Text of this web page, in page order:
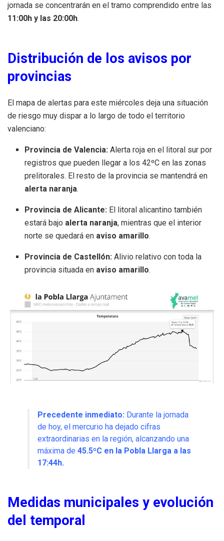
jornada se concentrarán en el tramo comprendido entre las
11:00h y las 20:00h.
Distribución de los avisos por
provincias
El mapa de alertas para este miércoles deja una situación
de riesgo muy dispar a lo largo de todo el territorio
valenciano:
Provincia de Valencia: Alerta roja en el litoral sur por
registros que pueden llegar a los 42ºC en las zonas
prelitorales. El resto de la provincia se mantendrá en
alerta naranja.
Provincia de Alicante: El litoral alicantino también
estará bajo alerta naranja, mientras que el interior
norte se quedará en aviso amarillo.
Provincia de Castellón: Alivio relativo con toda la
provincia situada en aviso amarillo.
Precedente inmediato: Durante la jornada
de hoy, el mercurio ha dejado cifras
extraordinarias en la región, alcanzando una
máxima de 45.5ºC en la Pobla Llarga a las
17:44h.
Medidas municipales y evolución
del temporal